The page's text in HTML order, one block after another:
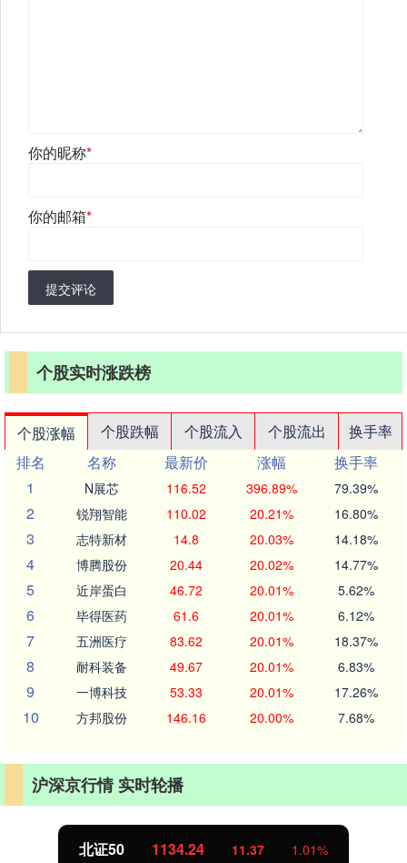
你的昵称*
你的邮箱*
提交评论
个股实时涨跌榜
个股涨幅 个股跌幅 个股流入 个股流出
换手率
排名
名称 最新价 涨幅
换手率
1
N展芯 116.52 396.89% 79.39%
2 锐翔智能 110.02 20.21% 16.80%
3 志特新材 14.8 20.03% 14.18%
4 博腾股份 20.44 20.02% 14.77%
5 近岸蛋白 46.72 20.01% 5.62%
6 毕得医药 61.6 20.01% 6.12%
7 五洲医疗 83.62 20.01% 18.37%
8 耐科装备 49.67 20.01% 6.83%
9 一博科技 53.33 20.01% 17.26%
10 方邦股份 146.16 20.00% 7.68%
沪深京行情 实时轮播
北证50 1134.24 11.37 1.01%